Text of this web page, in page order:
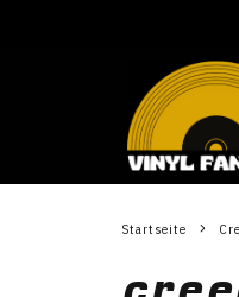
Startseite